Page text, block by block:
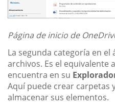
Página de inicio de
La segunda categoría en el
archivos. Es el equivalente
encuentra en su
Aquí puede crear carpetas
almacenar sus elementos.